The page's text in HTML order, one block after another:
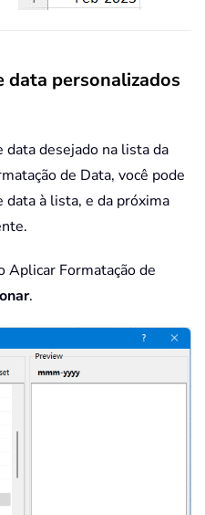
personalizados
data desejado na lista da
de Data, você pode
à lista, e da próxima
Aplicar Formatação de
.